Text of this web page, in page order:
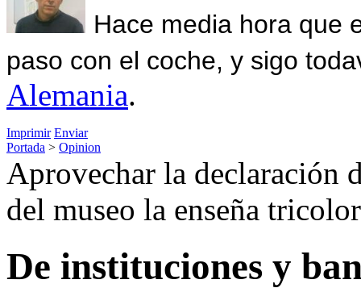
Hace media hora que
paso con el coche, y sigo
Alemania.
Imprimir Enviar
Portada > Opinion
Aprovechar la declaración
del museo la enseña tricolor
De instituciones y